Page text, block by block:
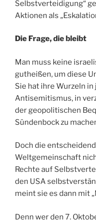
Selbstverteidigung“
Aktionen als
Die Frage, die bleibt
Man muss keine
gutheißen, um diese
Sie hat ihre Wurzeln
Antisemitismus, in
der geopolitischen
Sündenbock zu
Doch die
Weltgemeinschaft
Rechte auf
den USA
meint sie es dann mit
Denn wer den 7.